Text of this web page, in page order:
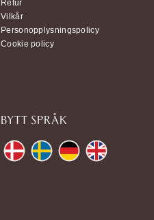
Retur
Vilkår
Personopplysningspolicy
Cookie policy
BYTT SPRÅK